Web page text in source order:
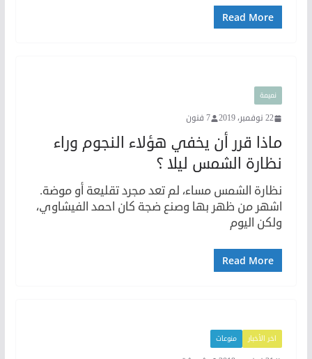
Read More
نميمة
22 نوفمبر، 2019 7 فنون
ماذا قرر أن يخفي هؤلاء النجوم وراء
نظارة الشمس ليلا ؟
نظارة الشمس مساء، لم تعد مجرد تقليعة أو موضة.
اشهر من ظهر بها وصنع ضجة كان احمد الفيشاوي،
ولكن اليوم
Read More
اخر الأخبار منوعات